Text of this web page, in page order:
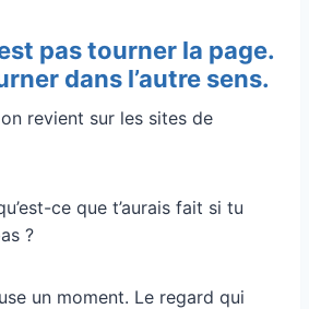
pas tourner la page.
dans l’autre sens.
revient sur les sites de
ce que t’aurais fait si tu
?
un moment. Le regard qui